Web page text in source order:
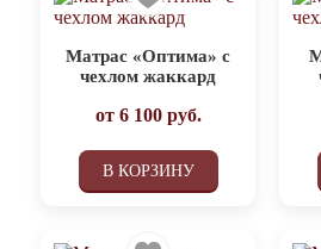
Матрас «Оптима» с
чехлом жаккард
от 6 100руб.
В КОРЗИНУ